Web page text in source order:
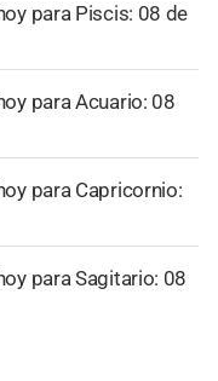
para Piscis: 08 de
para Acuario: 08
para Capricornio:
para Sagitario: 08